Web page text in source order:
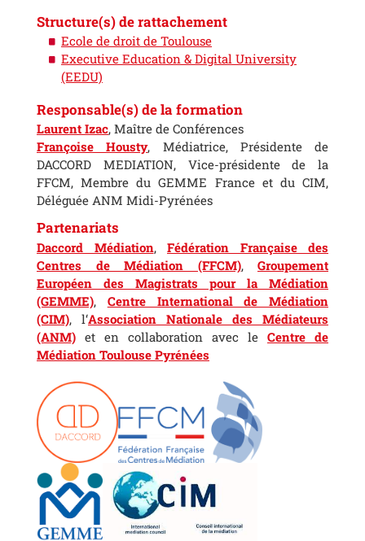
Structure(s) de rattachement
Ecole de droit de Toulouse
Executive Education & Digital University
(EEDU)
Responsable(s) de la formation
Laurent Izac, Maître de Conférences
Françoise Housty, Médiatrice, Présidente de
DACCORD MEDIATION, Vice-présidente de la
FFCM, Membre du GEMME France et du CIM,
Déléguée ANM Midi-Pyrénées
Partenariats
Daccord Médiation, Fédération Française des
Centres de Médiation (FFCM), Groupement
Européen des Magistrats pour la Médiation
(GEMME), Centre International de Médiation
(CIM), l‘Association Nationale des Médiateurs
(ANM) et en collaboration avec le Centre de
Médiation Toulouse Pyrénées